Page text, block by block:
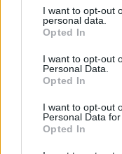
I want to opt-out
personal data.
Opted In
I want to opt-out
Personal Data.
Opted In
I want to opt-out
Personal Data
Opted In
Žinios | Lietuvos diena
Savaitės vidurys
32 laipsnių šilumos
Žinios Orai